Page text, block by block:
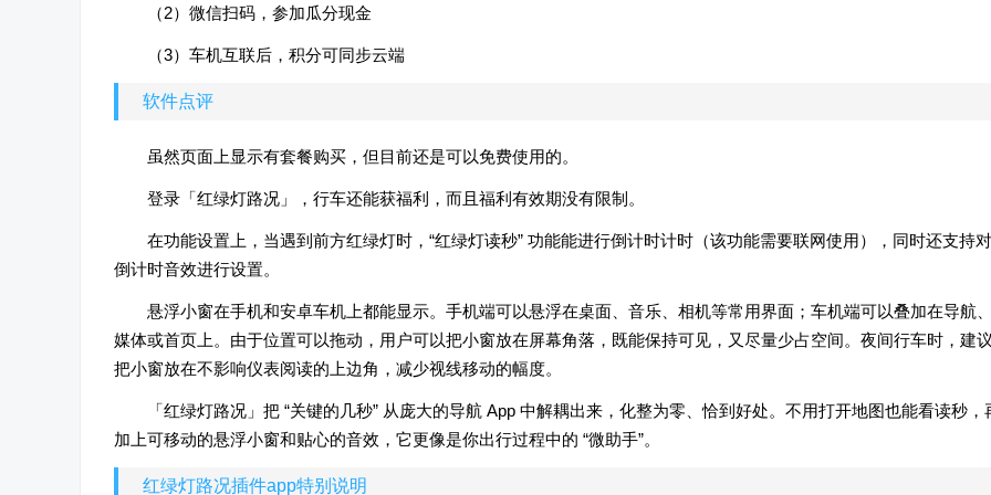
（2）微信扫码，参加瓜分现金
（3）车机互联后，积分可同步云端
软件点评
虽然页面上显示有套餐购买，但目前还是可以免费使用的。
登录「红绿灯路况」，行车还能获福利，而且福利有效期没有限制。
在功能设置上，当遇到前方红绿灯时，“红绿灯读秒” 功能能进行倒计时计时（该功能需要联网使用），同时还支持对
倒计时音效进行设置。
悬浮小窗在手机和安卓车机上都能显示。手机端可以悬浮在桌面、音乐、相机等常用界面；车机端可以叠加在导航、
媒体或首页上。由于位置可以拖动，用户可以把小窗放在屏幕角落，既能保持可见，又尽量少占空间。夜间行车时，建议
把小窗放在不影响仪表阅读的上边角，减少视线移动的幅度。
「红绿灯路况」把 “关键的几秒” 从庞大的导航 App 中解耦出来，化整为零、恰到好处。不用打开地图也能看读秒，
加上可移动的悬浮小窗和贴心的音效，它更像是你出行过程中的 “微助手”。
红绿灯路况插件app特别说明